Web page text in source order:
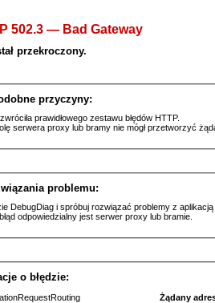
502.3 — Bad Gateway
przekroczony.
przyczyny:
prawidłowego zestawu błędów HTTP.
serwera proxy lub bramy nie mógł przetworzyć
problemu:
DebugDiag i spróbuj rozwiązać problemy z
odpowiedzialny jest serwer proxy lub bramie.
o błędzie:
Żądany